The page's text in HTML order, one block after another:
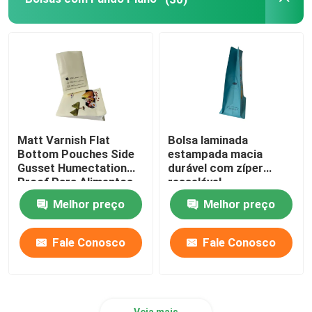
saco de empacotamento de mylar
Malote dado forma
Rice Packaging Bag
Etiquetas de empacotamento da etiqueta
Matt Varnish Flat
Bottom Pouches Side
Gusset Humectation
Proof Para Alimentos
de Arroz
Melhor preço
Fale Conosco
Bolsa laminada
estampada macia
durável com zíper
resselável
Melhor preço
Fale Conosco